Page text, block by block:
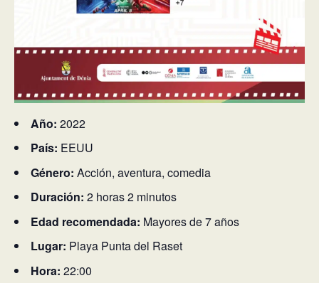
Año: 2022
País: EEUU
Género: Acción, aventura, comedia
Duración: 2 horas 2 minutos
Edad recomendada: Mayores de 7 años
Lugar: Playa Punta del Raset
Hora: 22:00